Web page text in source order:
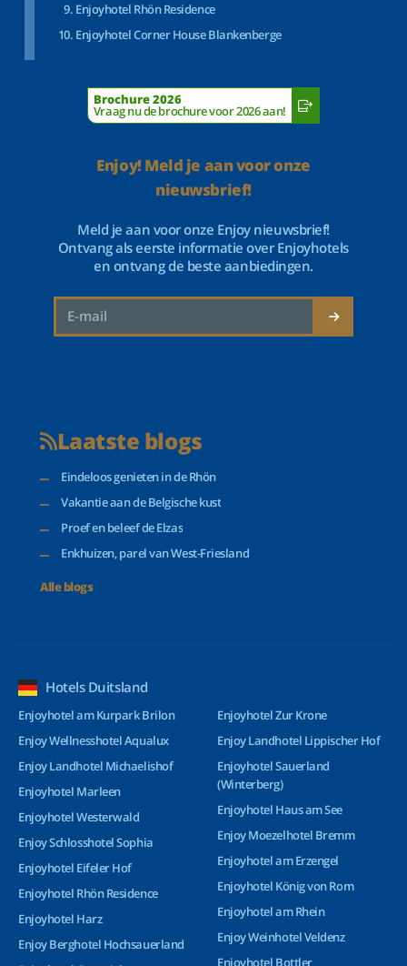
Enjoyhotel Rhön Residence
Enjoyhotel Corner House Blankenberge
Brochure 2026
Vraag nu de brochure voor 2026 aan!
Enjoy! Meld je aan voor onze
nieuwsbrief!
Meld je aan voor onze Enjoy nieuwsbrief!
Ontvang als eerste informatie over Enjoyhotels
en ontvang de beste aanbiedingen.
Laatste blogs
Eindeloos genieten in de Rhön
Vakantie aan de Belgische kust
Proef en beleef de Elzas
Enkhuizen, parel van West-Friesland
Alle blogs
Hotels Duitsland
Enjoyhotel am Kurpark Brilon
Enjoy Wellnesshotel Aqualux
Enjoy Landhotel Michaelishof
Enjoyhotel Marleen
Enjoyhotel Westerwald
Enjoy Schlosshotel Sophia
Enjoyhotel Eifeler Hof
Enjoyhotel Rhön Residence
Enjoyhotel Harz
Enjoy Berghotel Hochsauerland
Enjoyhotel Zur Krone
Enjoy Landhotel Lippischer Hof
Enjoyhotel Sauerland
(Winterberg)
Enjoyhotel Haus am See
Enjoy Moezelhotel Bremm
Enjoyhotel am Erzengel
Enjoyhotel König von Rom
Enjoyhotel am Rhein
Enjoy Weinhotel Veldenz
Enjoyhotel Bottler